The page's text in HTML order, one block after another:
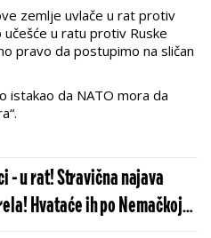
zemlje uvlače u rat protiv
u ratu protiv Ruske
pravo da postupimo na sličan
istakao da NATO mora da
- u rat! Stravična najava
Hvataće ih po Nemačkoj,